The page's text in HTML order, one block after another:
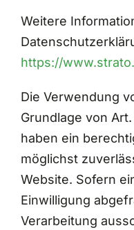
Weitere
https://
Die Verwendung
Grundlage von Art.
haben ein
möglichst
Website. Sofern
Einwilligung
Verarbeitung